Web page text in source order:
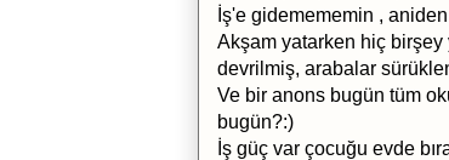
İş'e gidemememin ,
Akşam yatarken hiç birşey
devrilmiş, arabalar
Ve bir anons bugün tüm
bugün?:)
İş güç var çocuğu evde